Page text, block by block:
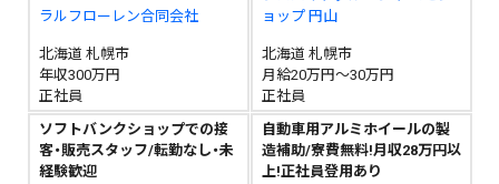
ラルフローレン合同会社
北海道 札幌市
年収300万円
正社員
ョップ 円山
北海道 札幌市
月給20万円～30万円
正社員
ソフトバンクショップでの接
客・販売スタッフ/転勤なし・未
経験歓迎
自動車用アルミホイールの製
造補助/寮費無料!月収28万円以
上!正社員登用あり